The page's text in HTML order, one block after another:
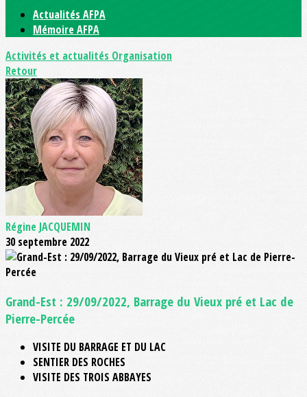
Actualités AFPA
Mémoire AFPA
Activités et actualités Organisation
Retour
Régine JACQUEMIN
30 septembre 2022
Grand-Est : 29/09/2022, Barrage du Vieux pré et Lac de
Pierre-Percée
VISITE DU BARRAGE ET DU LAC
SENTIER DES ROCHES
VISITE DES TROIS ABBAYES